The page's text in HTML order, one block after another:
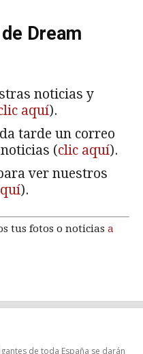
Dream
noticias y
aquí).
tarde un correo
(clic aquí).
ver nuestros
).
tus fotos o noticias a